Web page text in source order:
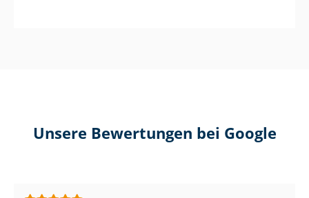
Unsere Bewertungen bei Google